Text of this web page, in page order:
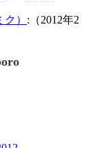
） :（2012年2